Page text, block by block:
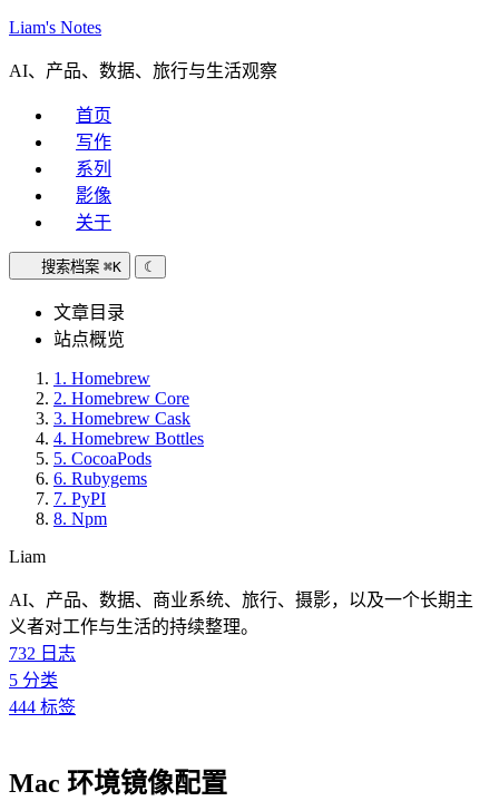
Liam's Notes
AI、产品、数据、旅行与生活观察
首页
写作
系列
影像
关于
搜索档案 ⌘K ☾
文章目录
站点概览
1. Homebrew
2. Homebrew Core
3. Homebrew Cask
4. Homebrew Bottles
5. CocoaPods
6. Rubygems
7. PyPI
8. Npm
Liam
AI、产品、数据、商业系统、旅行、摄影，以及一个长期主
义者对工作与生活的持续整理。
732 日志
5 分类
444 标签
Mac 环境镜像配置